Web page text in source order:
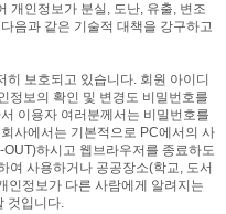
개인정보가 분실, 도난, 유출, 변조
음과 같은 기술적 대책을 강구하고
보호되고 있습니다. 회원 아이디
정보의 확인 및 변경도 비밀번호를
이용자 여러분께서는 비밀번호를
사에서는 기본적으로 PC에서의 사
하시고 웹브라우저를 종료하도
여 사용하거나 공공장소(학교, 도서
인정보가 다른 사람에게 알려지는
것입니다.